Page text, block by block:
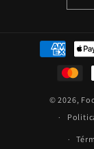
Formas
© 2026,